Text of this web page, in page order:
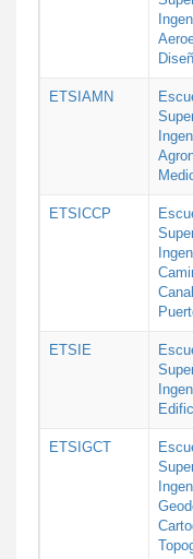
ETSIAMN
ETSICCP
ETSIE
ETSIGCT